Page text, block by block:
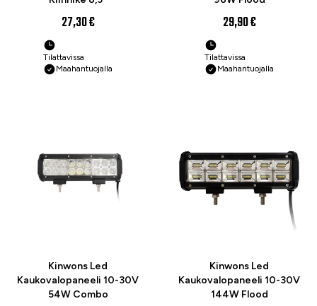
27,30 €
Tilattavissa
Maahantuojalla
29,90 €
Tilattavissa
Maahantuojalla
Kinwons Led
Kaukovalopaneeli 10-30V
54W Combo
Kinwons Led
Kaukovalopaneeli 10-30V
144W Flood